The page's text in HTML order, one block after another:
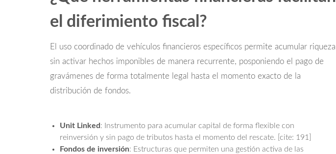
el diferimiento fiscal?
El uso coordinado de vehículos financieros específicos permite acumular riqueza
sin activar hechos imponibles de manera recurrente, posponiendo el pago de
gravámenes de forma totalmente legal hasta el momento exacto de la
distribución de fondos.
Unit Linked: Instrumento para acumular capital de forma flexible con
reinversión y sin pago de tributos hasta el momento del rescate. [cite: 191]
Fondos de inversión: Estructuras que permiten una gestión activa de las